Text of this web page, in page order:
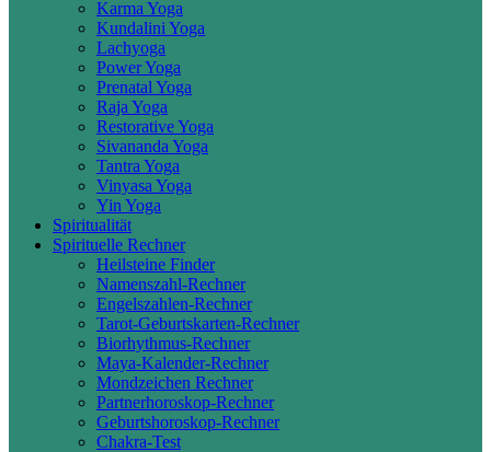
Karma Yoga
Kundalini Yoga
Lachyoga
Power Yoga
Prenatal Yoga
Raja Yoga
Restorative Yoga
Sivananda Yoga
Tantra Yoga
Vinyasa Yoga
Yin Yoga
Spiritualität
Spirituelle Rechner
Heilsteine Finder
Namenszahl-Rechner
Engelszahlen-Rechner
Tarot-Geburtskarten-Rechner
Biorhythmus-Rechner
Maya-Kalender-Rechner
Mondzeichen Rechner
Partnerhoroskop-Rechner
Geburtshoroskop-Rechner
Chakra-Test